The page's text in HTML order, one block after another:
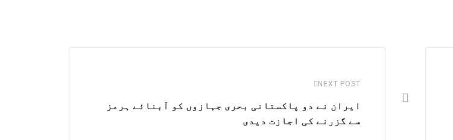
NEXT POST
ایران نے دو پاکستانی بحری جہازوں کو آبنائے ہرمز
سے گزرنے کی اجازت دیدی